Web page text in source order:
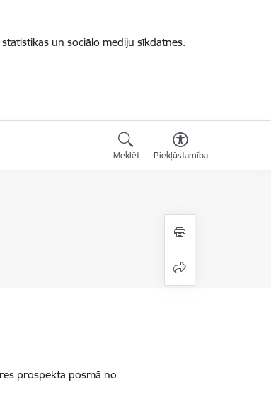
un sociālo mediju sīkdatnes.
Meklēt Piekļūstamība
prospekta posmā no